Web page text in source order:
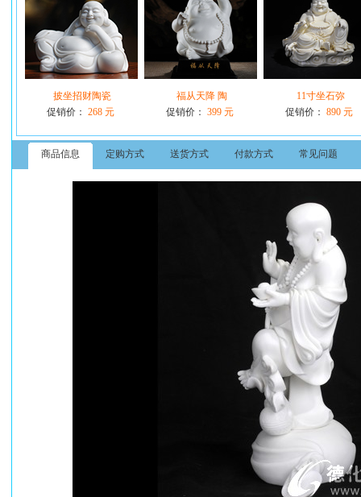
披坐招财陶瓷
促销价： 268 元
福从天降 陶
促销价： 399 元
11寸坐石弥
促销价： 890 元
商品信息 定购方式 送货方式 付款方式 常见问题